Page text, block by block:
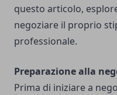
questo articolo,
negoziare il proprio
professionale.
Preparazione alla
Prima di iniziare a